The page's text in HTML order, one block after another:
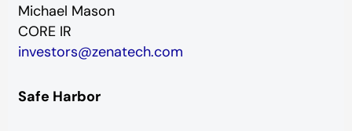
Michael Mason
CORE IR
investors@zenatech.com
Safe Harbor